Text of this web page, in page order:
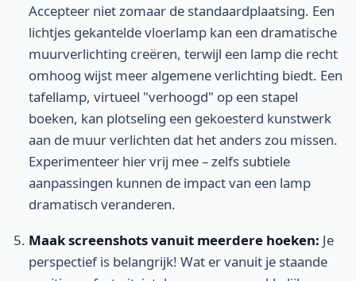
Accepteer niet zomaar de standaardplaatsing. Een
lichtjes gekantelde vloerlamp kan een dramatische
muurverlichting creëren, terwijl een lamp die recht
omhoog wijst meer algemene verlichting biedt. Een
tafellamp, virtueel "verhoogd" op een stapel
boeken, kan plotseling een gekoesterd kunstwerk
aan de muur verlichten dat het anders zou missen.
Experimenteer hier vrij mee – zelfs subtiele
aanpassingen kunnen de impact van een lamp
dramatisch veranderen.
Maak screenshots vanuit meerdere hoeken: Je
perspectief is belangrijk! Wat er vanuit je staande